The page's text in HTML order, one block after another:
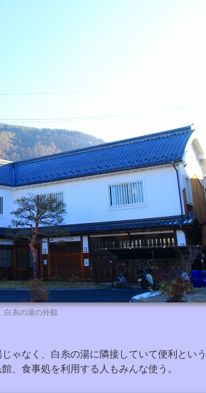
糸の湯の外観
ゃなく、白糸の湯に隣接していて便利とい
、食事処を利用する人もみんな使う。